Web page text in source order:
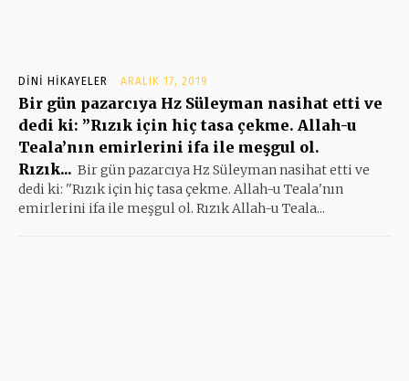
DINI HIKAYELER ARALIK 17, 2019
Bir gün pazarcıya Hz Süleyman nasihat etti ve
dedi ki: ”Rızık için hiç tasa çekme. Allah-u
Teala’nın emirlerini ifa ile meşgul ol.
Rızık... Bir gün pazarcıya Hz Süleyman nasihat etti ve
dedi ki: ''Rızık için hiç tasa çekme. Allah-u Teala'nın
emirlerini ifa ile meşgul ol. Rızık Allah-u Teala...